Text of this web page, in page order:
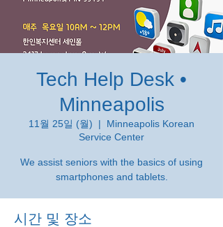
Tech Help Desk •
Minneapolis
11월 25일 (월)
  |
Minneapolis Korean
Service Center
We assist seniors with the basics of using
smartphones and tablets.
시간 및 장소